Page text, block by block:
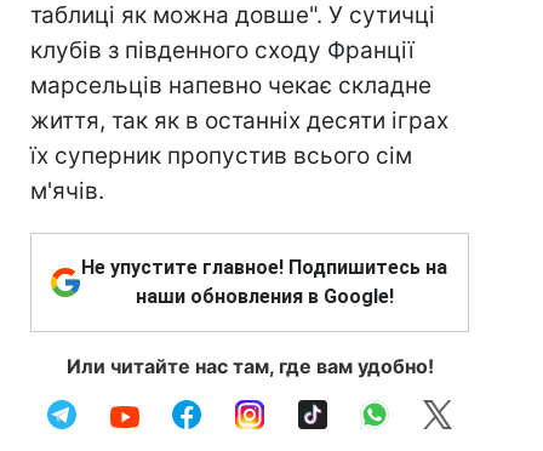
таблиці як можна довше". У сутичці
клубів з південного сходу Франції
марсельців напевно чекає складне
життя, так як в останніх десяти іграх
їх суперник пропустив всього сім
м'ячів.
Не упустите главное! Подпишитесь на
наши обновления в Google!
Или читайте нас там, где вам удобно!